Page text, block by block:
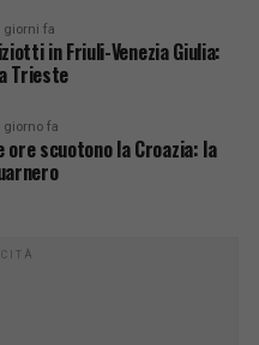
giorni fa
in Friuli-Venezia Giulia:
Trieste
giorno fa
scuotono la Croazia: la